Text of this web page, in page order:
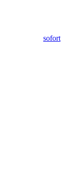
sofort